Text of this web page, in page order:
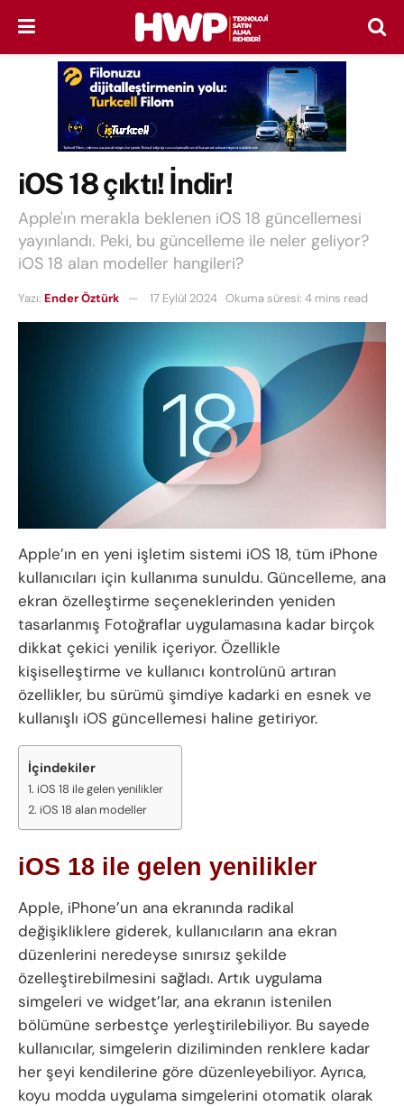
iOS 18 çıktı! İndir!
Apple'ın merakla beklenen iOS 18 güncellemesi
yayınlandı. Peki, bu güncelleme ile neler geliyor?
iOS 18 alan modeller hangileri?
Yazı: Ender Öztürk 17 Eylül 2024 Okuma süresi: 4 mins read
Apple’ın en yeni işletim sistemi iOS 18, tüm iPhone
kullanıcıları için kullanıma sunuldu. Güncelleme, ana
ekran özelleştirme seçeneklerinden yeniden
tasarlanmış Fotoğraflar uygulamasına kadar birçok
dikkat çekici yenilik içeriyor. Özellikle
kişiselleştirme ve kullanıcı kontrolünü artıran
özellikler, bu sürümü şimdiye kadarki en esnek ve
kullanışlı iOS güncellemesi haline getiriyor.
İçindekiler
iOS 18 ile gelen yenilikler
iOS 18 alan modeller
iOS 18 ile gelen yenilikler
Apple, iPhone’un ana ekranında radikal
değişikliklere giderek, kullanıcıların ana ekran
düzenlerini neredeyse sınırsız şekilde
özelleştirebilmesini sağladı. Artık uygulama
simgeleri ve widget’lar, ana ekranın istenilen
bölümüne serbestçe yerleştirilebiliyor. Bu sayede
kullanıcılar, simgelerin diziliminden renklere kadar
her şeyi kendilerine göre düzenleyebiliyor. Ayrıca,
koyu modda uygulama simgelerini otomatik olarak